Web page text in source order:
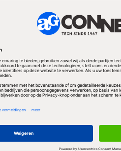
mobiele telefoon
laptop wordt gekopieerd
het onderzoek mogen
hun computers met
van vrijwilligheid, maar